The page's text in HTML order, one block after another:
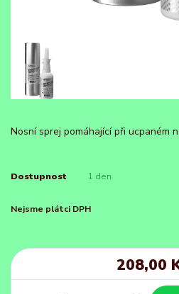
Nosní sprej pomáhající při ucpaném
Dostupnost 1 den
Nejsme plátci DPH
208,00